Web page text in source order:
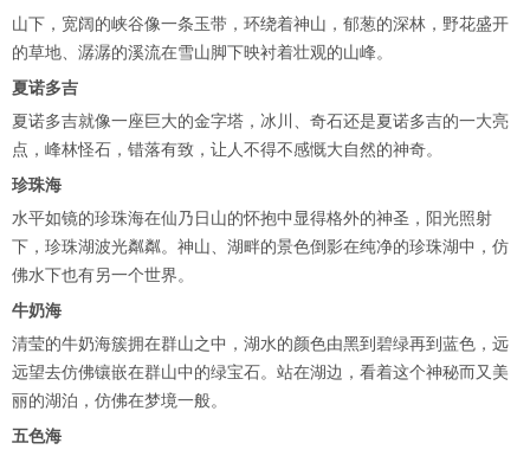
山下，宽阔的峡谷像一条玉带，环绕着神山，郁葱的深林，野花盛开
的草地、潺潺的溪流在雪山脚下映衬着壮观的山峰。
夏诺多吉
夏诺多吉就像一座巨大的金字塔，冰川、奇石还是夏诺多吉的一大亮
点，峰林怪石，错落有致，让人不得不感慨大自然的神奇。
珍珠海
水平如镜的珍珠海在仙乃日山的怀抱中显得格外的神圣，阳光照射
下，珍珠湖波光粼粼。神山、湖畔的景色倒影在纯净的珍珠湖中，仿
佛水下也有另一个世界。
牛奶海
清莹的牛奶海簇拥在群山之中，湖水的颜色由黑到碧绿再到蓝色，远
远望去仿佛镶嵌在群山中的绿宝石。站在湖边，看着这个神秘而又美
丽的湖泊，仿佛在梦境一般。
五色海